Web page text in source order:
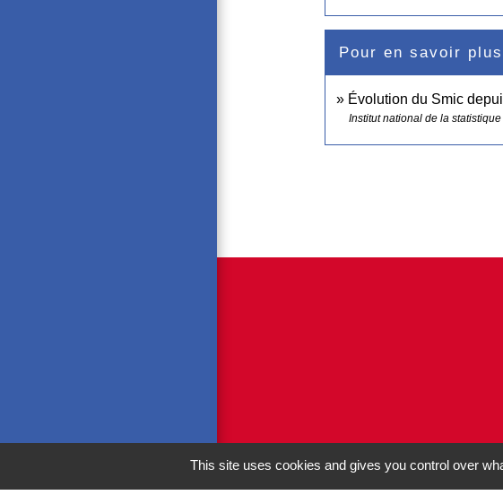
Pour en savoir plus
Évolution du Smic
Institut national de la
This site uses cookies and gives you control over